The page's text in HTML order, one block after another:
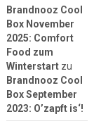
Brandnooz Cool
Box November
2025: Comfort
Food zum
Winterstartzu
Brandnooz Cool
Box September
2023: O’zapft is‘!